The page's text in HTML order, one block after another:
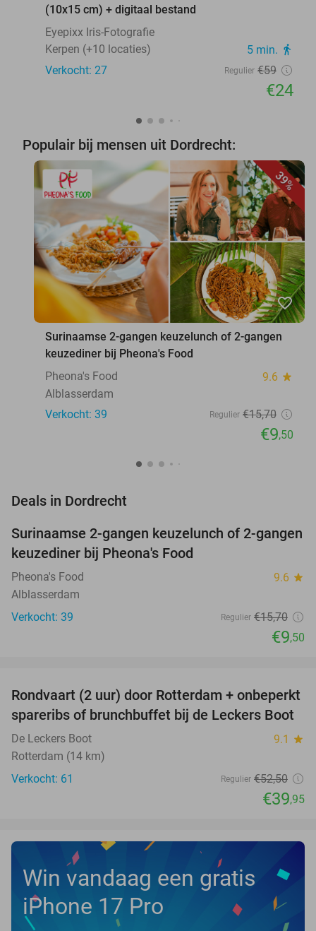
(10x15 cm) + digitaal bestand
Eyepixx Iris-Fotografie
Kerpen (+10 locaties)
5 min. directions_walk
Verkocht: 27 Regulier €59
€24
Populair bij mensen uit Dordrecht:
39%
favorite_border
Surinaamse 2-gangen keuzelunch of 2-gangen
keuzediner bij Pheona's Food
Pheona's Food
9.6 star
Alblasserdam
Verkocht: 39
Regulier €15,70
€9,50
Deals in Dordrecht
39%
Surinaamse 2-gangen keuzelunch of 2-gangen
keuzediner bij Pheona's Food
Pheona's Food 9.6 star
Alblasserdam
Verkocht: 39
Regulier €15,70
€9,50
24%
Rondvaart (2 uur) door Rotterdam + onbeperkt
spareribs of brunchbuffet bij de Leckers Boot
De Leckers Boot 9.1 star
Rotterdam (14 km)
Verkocht: 61
Regulier €52,50
€39,95
Win vandaag een gratis
iPhone 17 Pro